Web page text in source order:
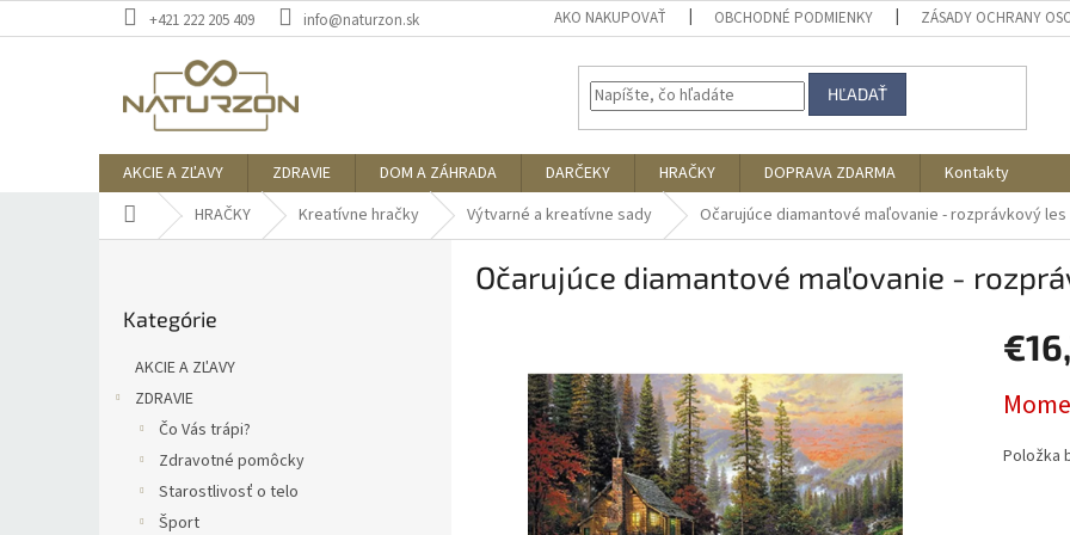
na
+421 222 205 409 info@naturzon.sk AKO NAKUPOVAŤ OBCHODNÉ PODMIENKY ZÁSADY OCHRANY
HĽADAŤ
AKCIE A ZĽAVY ZDRAVIE DOM A ZÁHRADA DARČEKY HRAČKY DOPRAVA ZDARMA
Kontakty
DomovHRAČKY Kreatívne hračky Výtvarné a kreatívne sady Očarujúce diamantové maľovanie - rozprávkový les
kategórie
Kategórie
AKCIE A ZĽAVY
ZDRAVIE
Čo Vás trápi?
Zdravotné pomôcky
Starostlivosť o telo
Šport
Očarujúce diamantové maľovanie -
cena:
Položka